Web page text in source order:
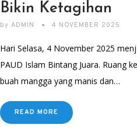
Bikin Ketagihan
by ADMIN 4 NOVEMBER 2025
Hari Selasa, 4 November 2025
PAUD Islam Bintang Juara. Ruang
buah mangga yang manis dan…
READ MORE